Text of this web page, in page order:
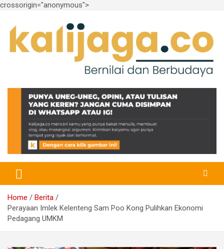
crossorigin="anonymous">
content
kalijaga.co
Home
Berita
Perayaan Imlek Kelenteng Sam Poo Kong Pulihkan Ekonomi
Pedagang UMKM